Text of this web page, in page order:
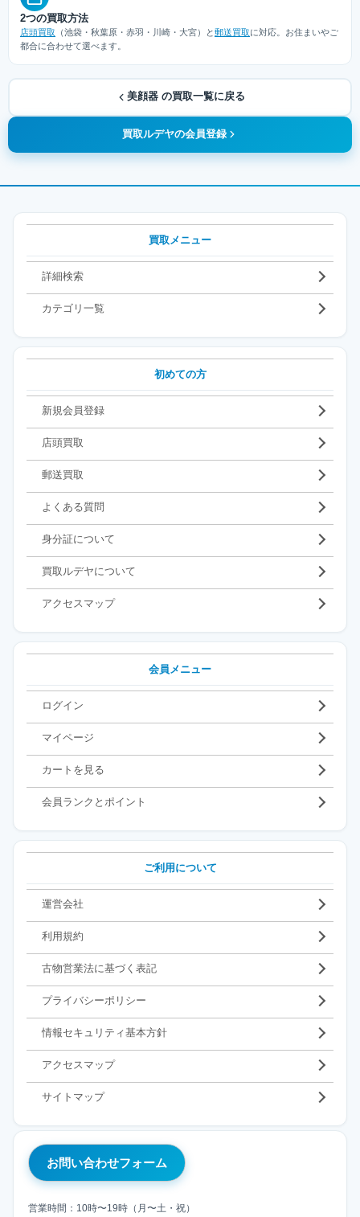
2つの買取方法
店頭買取 （池袋・秋葉原・赤羽・川崎・大宮）と郵送買取に対応。お住まいやご
都合に合わせて選べます。
美顔器 の買取一覧に戻る
買取ルデヤの会員登録
買取メニュー
詳細検索
カテゴリ一覧
初めての方
新規会員登録
店頭買取
郵送買取
よくある質問
身分証について
買取ルデヤについて
アクセスマップ
会員メニュー
ログイン
マイページ
カートを見る
会員ランクとポイント
ご利用について
運営会社
利用規約
古物営業法に基づく表記
プライバシーポリシー
情報セキュリティ基本方針
アクセスマップ
サイトマップ
お問い合わせフォーム
営業時間：10時〜19時（月〜土・祝）